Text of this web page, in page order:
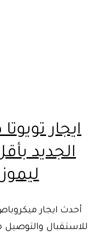
ايجار
الجديد
أحدث ايجار
للاستقبال